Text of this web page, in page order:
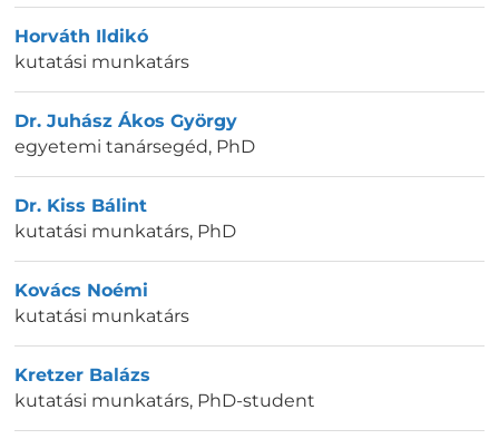
Horváth Ildikó
kutatási munkatárs
Dr. Juhász Ákos György
egyetemi tanársegéd, PhD
Dr. Kiss Bálint
kutatási munkatárs, PhD
Kovács Noémi
kutatási munkatárs
Kretzer Balázs
kutatási munkatárs, PhD-student